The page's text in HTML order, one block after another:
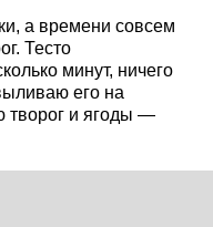
а времени совсем
Тесто
минут, ничего
его на
творог и ягоды —